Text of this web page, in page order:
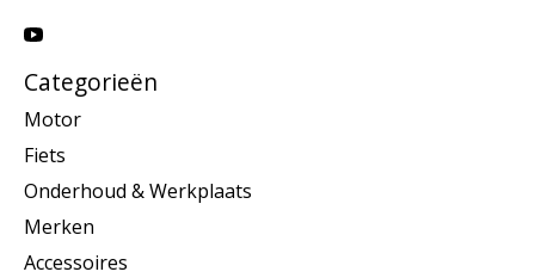
Categorieën
Motor
Fiets
Onderhoud & Werkplaats
Merken
Accessoires